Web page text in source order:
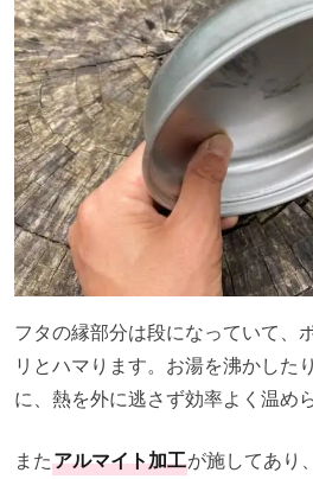
フタの縁部分は段になっていて、
リとハマります。お湯を沸かした
に、熱を外に逃さず効率よく温め
またアルマイト加工が施してあり